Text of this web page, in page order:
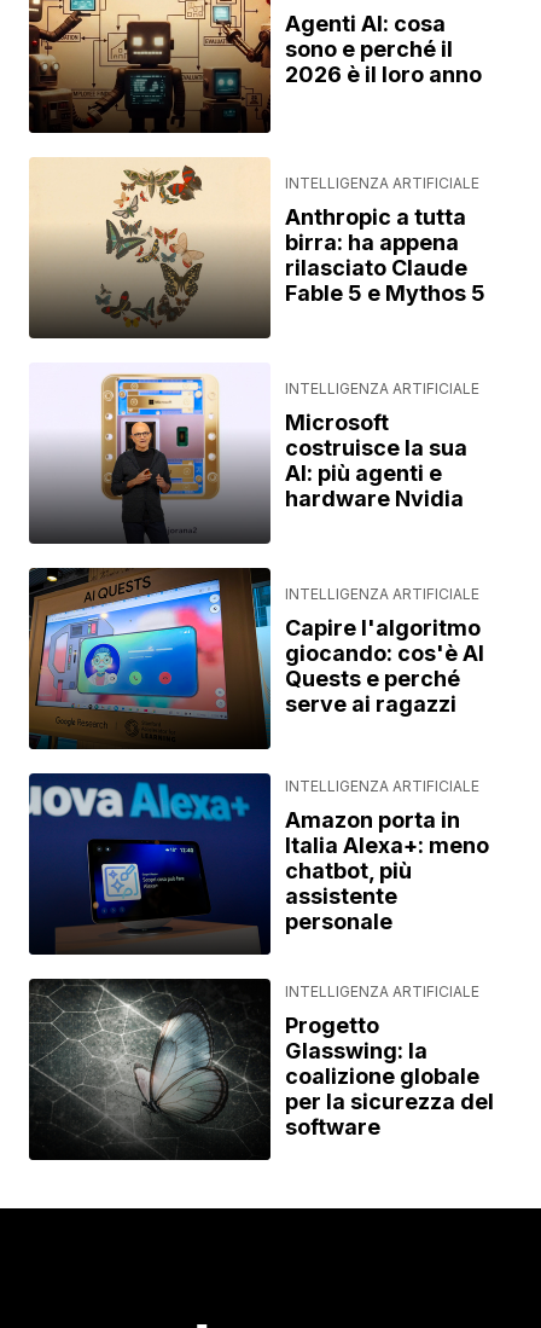
Agenti AI: cosa
sono e perché il
2026 è il loro anno
INTELLIGENZA ARTIFICIALE
Anthropic a tutta
birra: ha appena
rilasciato Claude
Fable 5 e Mythos 5
INTELLIGENZA ARTIFICIALE
Microsoft
costruisce la sua
AI: più agenti e
hardware Nvidia
INTELLIGENZA ARTIFICIALE
Capire l'algoritmo
giocando: cos'è AI
Quests e perché
serve ai ragazzi
INTELLIGENZA ARTIFICIALE
Amazon porta in
Italia Alexa+: meno
chatbot, più
assistente
personale
INTELLIGENZA ARTIFICIALE
Progetto
Glasswing: la
coalizione globale
per la sicurezza del
software